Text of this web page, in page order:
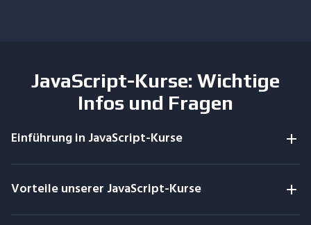
JavaScript-Kurse: Wichtige
Infos und Fragen
Einführung in JavaScript-Kurse
Vorteile unserer JavaScript-Kurse